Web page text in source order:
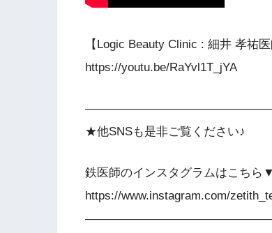
【Logic Beauty Clinic : 細井 孝祐
https://youtu.be/RaYvl1T_jYA
★他SNSも是非ご覧ください♪
鉄医師のインスタグラムはこちら▼
https://www.instagram.com/